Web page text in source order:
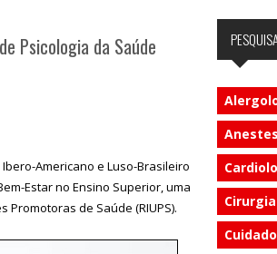
Psicologia da Saúde
Americano e Luso-Brasileiro
Estar no Ensino Superior, uma
de Saúde (RIUPS).
Cirurgia